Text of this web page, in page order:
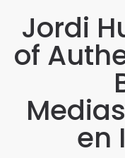
Jordi
of
en